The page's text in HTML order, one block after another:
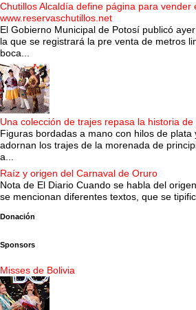
Chutillos Alcaldía define página para vender
www.reservaschutillos.net
El Gobierno Municipal de Potosí publicó
la que se registrará la pre venta de metros
boca...
Una colección de trajes repasa la historia
Figuras bordadas a mano con hilos de
adornan los trajes de la morenada de
a...
Raíz y origen del Carnaval de Oruro
Nota de El Diario Cuando se habla del
se mencionan diferentes textos, que se
Donación
Sponsors
Misses de Bolivia